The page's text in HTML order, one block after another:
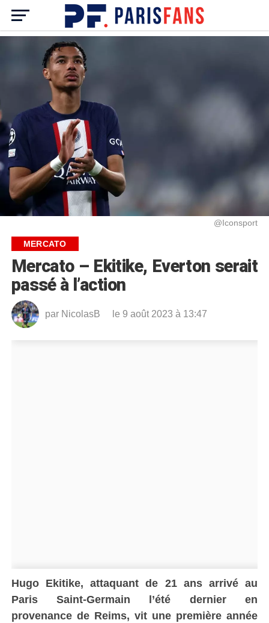
@Iconsport
MERCATO
Mercato – Ekitike, Everton serait
passé à l’action
par NicolasB le 9 août 2023 à 13:47
Hugo Ekitike, attaquant de 21 ans arrivé au
Paris Saint-Germain l’été dernier en
provenance de Reims, vit une première année